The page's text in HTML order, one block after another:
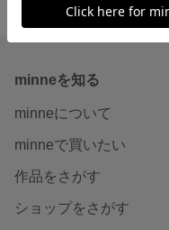
minne ホーム
minneを知る
minneについて
minneで買いたい
作品をさがす
ショップをさがす